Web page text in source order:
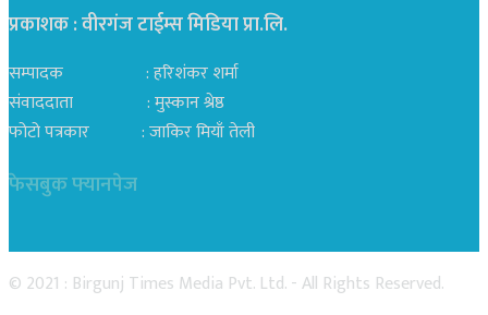
प्रकाशक : वीरगंज टाईम्स मिडिया प्रा‍.लि.
सम्पादक : हरिशंकर शर्मा
संवाददाता : मुस्कान श्रेष्ठ
फोटो पत्रकार : जाकिर मियाँ तेली
फेसबुक फ्यानपेज
© 2021 : Birgunj Times Media Pvt. Ltd. - All Rights Reserved.